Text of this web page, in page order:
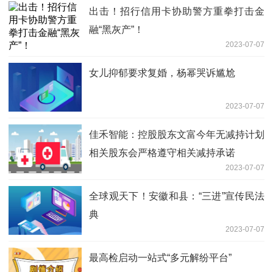
出击！招行信用卡协助警方重拳打击金
融“黑灰产”！
2023-07-07
女儿抑郁要求复婚，杨幂哭诉尴尬
2023-07-07
佳禾智能：控股股东文富今年无减持计划
相关股东会严格遵守相关减持承诺
2023-07-07
全球观天下！安徽和县：“三进”宣传民法
典
2023-07-07
最高检启动一站式“多元解纷平台”